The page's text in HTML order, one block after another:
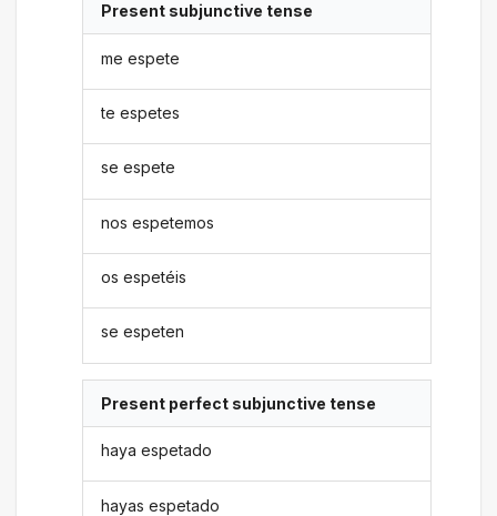
Present subjunctive tense
me espete
te espetes
se espete
nos espetemos
os espetéis
se espeten
Present perfect subjunctive tense
haya espetado
hayas espetado